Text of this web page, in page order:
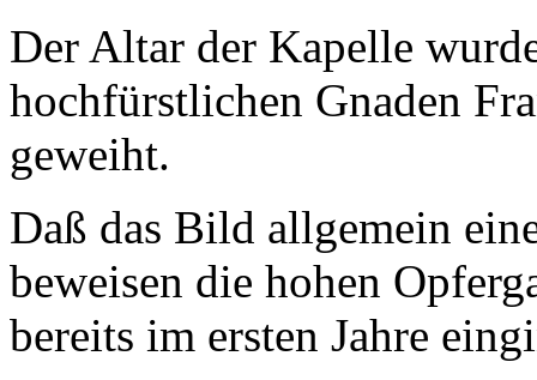
Der Altar der Kapelle
hochfürstlichen Gnaden
geweiht.
Daß das Bild allgemein
beweisen die hohen
bereits im ersten Jahre